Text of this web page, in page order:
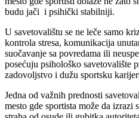
budu jači i psihički stabilniji.
U savetovalištu se ne leče samo
kontrola stresa, komunikacija
suočavanje sa povredama ili
posećuju psihološko savetovalište
zadovoljstvo i dužu sportsku
Jedna od važnih prednosti
mesto gde sportista može da izrazi